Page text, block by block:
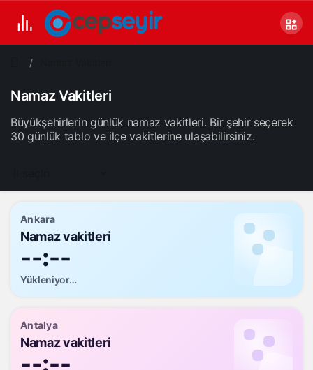
Namaz Vakitleri
Büyükşehirlerin günlük namaz vakitleri. Bir şehir seçerek
30 günlük tablo ve ilçe vakitlerine ulaşabilirsiniz.
Ankara
Namaz vakitleri
--:--
Yükleniyor…
Antalya
Namaz vakitleri
--:--